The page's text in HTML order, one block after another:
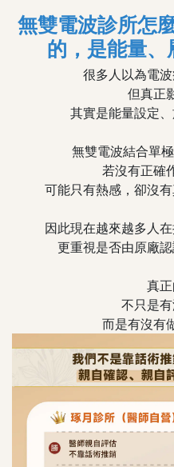
無雙電波診所怎
的，是能量
很多人以為電
但真正
其實是能量設定
無雙電波結合單
若沒有正確
可能只有熱感，卻沒
因此現在越來越多人
更重視是否由原廠
真
不只是
而是有沒有